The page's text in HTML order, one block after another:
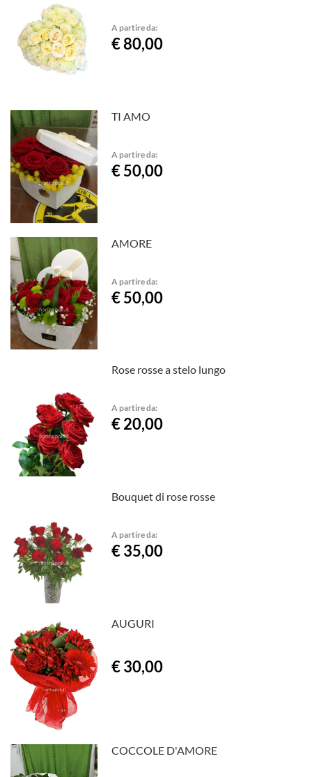
A partire da:
€ 80,00
TI AMO
A partire da:
€ 50,00
AMORE
A partire da:
€ 50,00
Rose rosse a stelo lungo
A partire da:
€ 20,00
Bouquet di rose rosse
A partire da:
€ 35,00
AUGURI
€ 30,00
COCCOLE D'AMORE